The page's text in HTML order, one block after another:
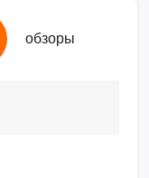
обзоры